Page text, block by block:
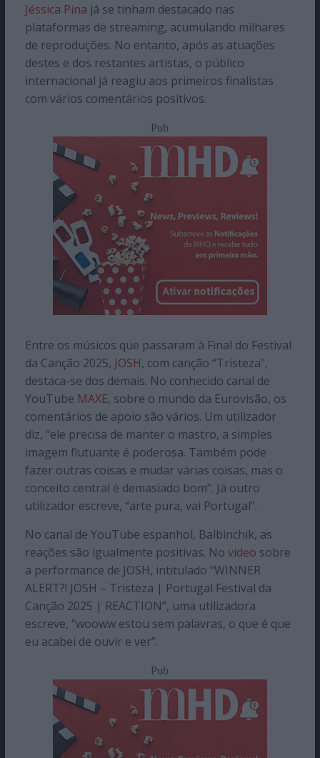
Jéssica Pina já se tinham destacado nas
plataformas de streaming, acumulando milhares
de reproduções. No entanto, após as atuações
destes e dos restantes artistas, o público
internacional já reagiu aos primeiros finalistas
com vários comentários positivos.
Pub
Entre os músicos que passaram à Final do Festival
da Canção 2025, JOSH, com canção “Tristeza”,
destaca-se dos demais. No conhecido canal de
YouTube MAXE, sobre o mundo da Eurovisão, os
comentários de apoio são vários. Um utilizador
diz, “ele precisa de manter o mastro, a simples
imagem flutuante é poderosa. Também pode
fazer outras coisas e mudar várias coisas, mas o
conceito central é demasiado bom”. Já outro
utilizador escreve, “arte pura, vai Portugal”.
No canal de YouTube espanhol, Balbinchik, as
reações são igualmente positivas. No vídeo sobre
a performance de JOSH, intitulado “WINNER
ALERT?! JOSH – Tristeza | Portugal Festival da
Canção 2025 | REACTION”, uma utilizadora
escreve, “wooww estou sem palavras, o que é que
eu acabei de ouvir e ver”.
Pub